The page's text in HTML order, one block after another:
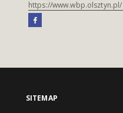
https://www.wbp.olsztyn.pl/
SITEMAP